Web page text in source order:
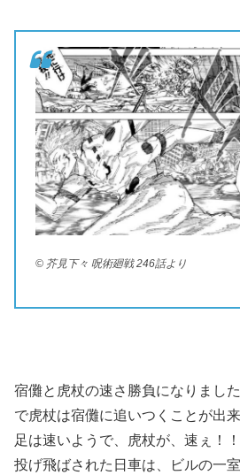
© 芥見下々 呪術廻戦 246話より
宿儺と虎杖の速さ勝負になりまし
で虎杖は宿儺に追いつくことが出
足は速いようで、虎杖が、速ぇ！
投げ飛ばされた日車は、ビルの一